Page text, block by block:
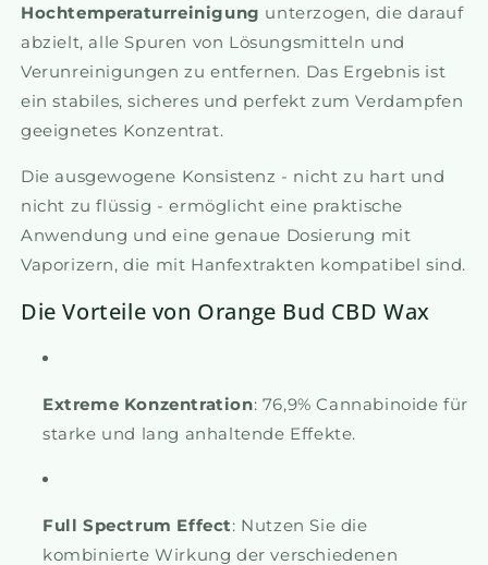
Hochtemperaturreinigung unterzogen, die darauf
abzielt, alle Spuren von Lösungsmitteln und
Verunreinigungen zu entfernen. Das Ergebnis ist
ein stabiles, sicheres und perfekt zum Verdampfen
geeignetes Konzentrat.
Die ausgewogene Konsistenz - nicht zu hart und
nicht zu flüssig - ermöglicht eine praktische
Anwendung und eine genaue Dosierung mit
Vaporizern, die mit Hanfextrakten kompatibel sind.
Die Vorteile von Orange Bud CBD Wax
Extreme Konzentration: 76,9% Cannabinoide für
starke und lang anhaltende Effekte.
Full Spectrum Effect: Nutzen Sie die
kombinierte Wirkung der verschiedenen